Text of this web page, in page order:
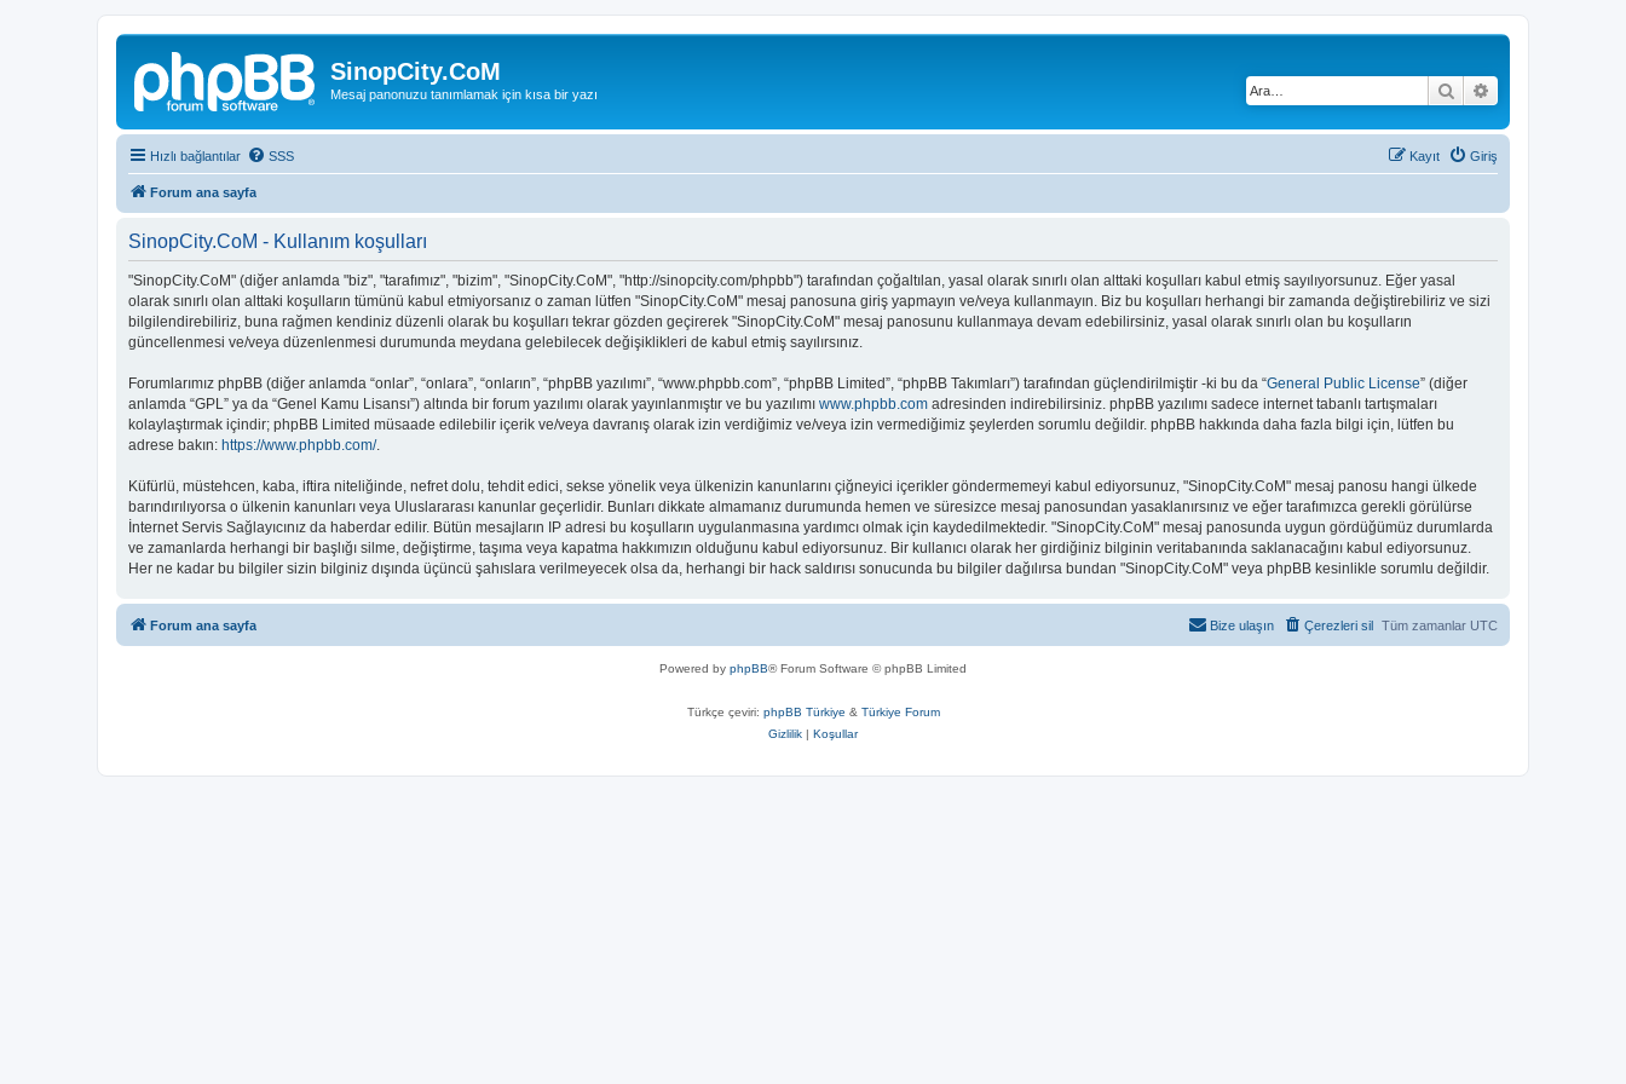
SinopCity.CoM
Mesaj panonuzu tanımlamak için kısa bir yazı Ara
Hızlı bağlantılar SSS Giriş
Kayıt
Forum ana sayfa
SinopCity.CoM - Kullanım koşulları
"SinopCity.CoM" (diğer anlamda "biz", "tarafımız", "bizim", "SinopCity.CoM", "http://sinopcity.com/phpbb") tarafından çoğaltılan, yasal olarak sınırlı olan alttaki koşulları kabul etmiş sayılıyorsunuz. Eğer yasal
olarak sınırlı olan alttaki koşulların tümünü kabul etmiyorsanız o zaman lütfen "SinopCity.CoM" mesaj panosuna giriş yapmayın ve/veya kullanmayın. Biz bu koşulları herhangi bir zamanda değiştirebiliriz ve sizi
bilgilendirebiliriz, buna rağmen kendiniz düzenli olarak bu koşulları tekrar gözden geçirerek "SinopCity.CoM" mesaj panosunu kullanmaya devam edebilirsiniz, yasal olarak sınırlı olan bu koşulların
güncellenmesi ve/veya düzenlenmesi durumunda meydana gelebilecek değişiklikleri de kabul etmiş sayılırsınız.
Forumlarımız phpBB (diğer anlamda “onlar”, “onlara”, “onların”, “phpBB yazılımı”, “www.phpbb.com”, “phpBB Limited”, “phpBB Takımları”) tarafından güçlendirilmiştir -ki bu da “General Public License” (diğer
anlamda “GPL” ya da “Genel Kamu Lisansı”) altında bir forum yazılımı olarak yayınlanmıştır ve bu yazılımı www.phpbb.com adresinden indirebilirsiniz. phpBB yazılımı sadece internet tabanlı tartışmaları
kolaylaştırmak içindir; phpBB Limited müsaade edilebilir içerik ve/veya davranış olarak izin verdiğimiz ve/veya izin vermediğimiz şeylerden sorumlu değildir. phpBB hakkında daha fazla bilgi için, lütfen bu
adrese bakın: https://www.phpbb.com/.
Küfürlü, müstehcen, kaba, iftira niteliğinde, nefret dolu, tehdit edici, sekse yönelik veya ülkenizin kanunlarını çiğneyici içerikler göndermemeyi kabul ediyorsunuz, "SinopCity.CoM" mesaj panosu hangi ülkede
barındırılıyorsa o ülkenin kanunları veya Uluslararası kanunlar geçerlidir. Bunları dikkate almamanız durumunda hemen ve süresizce mesaj panosundan yasaklanırsınız ve eğer tarafımızca gerekli görülürse
İnternet Servis Sağlayıcınız da haberdar edilir. Bütün mesajların IP adresi bu koşulların uygulanmasına yardımcı olmak için kaydedilmektedir. "SinopCity.CoM" mesaj panosunda uygun gördüğümüz durumlarda
ve zamanlarda herhangi bir başlığı silme, değiştirme, taşıma veya kapatma hakkımızın olduğunu kabul ediyorsunuz. Bir kullanıcı olarak her girdiğiniz bilginin veritabanında saklanacağını kabul ediyorsunuz.
Her ne kadar bu bilgiler sizin bilginiz dışında üçüncü şahıslara verilmeyecek olsa da, herhangi bir hack saldırısı sonucunda bu bilgiler dağılırsa bundan "SinopCity.CoM" veya phpBB kesinlikle sorumlu değildir.
Forum ana sayfa Tüm zamanlar UTC
Çerezleri sil
Bize ulaşın
Powered by phpBB® Forum Software © phpBB Limited
Türkçe çeviri: phpBB Türkiye & Türkiye Forum
Gizlilik | Koşullar